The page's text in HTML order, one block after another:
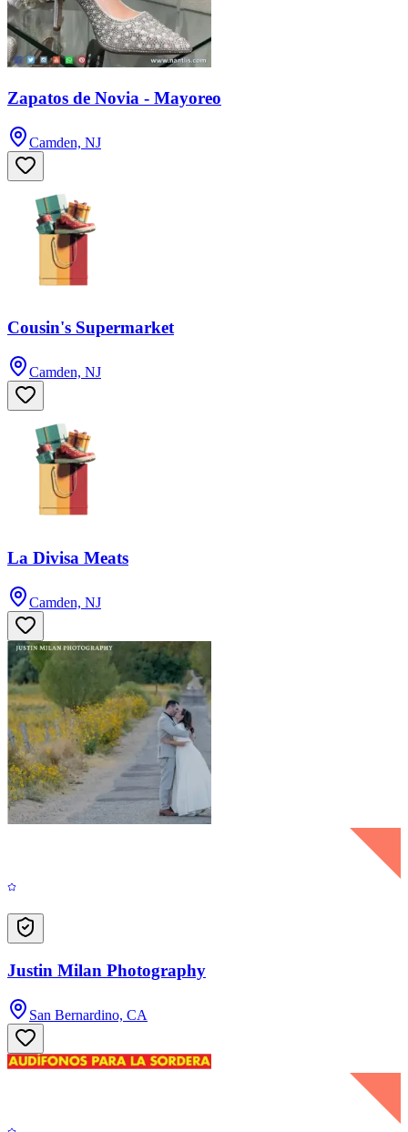
Zapatos de Novia - Mayoreo
Camden, NJ
Cousin's Supermarket
Camden, NJ
La Divisa Meats
Camden, NJ
Justin Milan Photography
San Bernardino, CA